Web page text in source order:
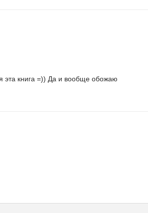
эта книга =)) Да и вообще обожаю